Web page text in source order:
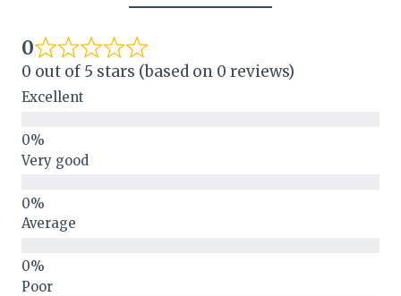
0
0 out of 5 stars (based on 0 reviews)
Excellent
Very good
Average
Poor